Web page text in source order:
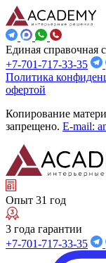
Единая справочная
+7-701-717-33-35
Политика
офертой
Копирование
запрещено. E-mail:
Опыт 31 год
3 года гарантии
+7-701-717-33-35